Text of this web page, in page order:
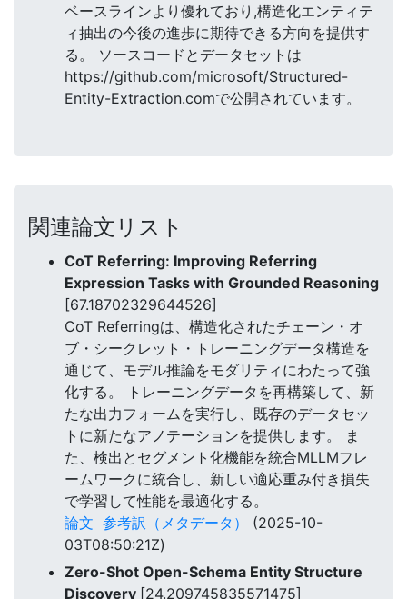
ベースラインより優れており,構造化エンティテ
ィ抽出の今後の進歩に期待できる方向を提供す
る。 ソースコードとデータセットは
https://github.com/microsoft/Structured-
Entity-Extraction.comで公開されています。
関連論文リスト
CoT Referring: Improving Referring
Expression Tasks with Grounded Reasoning
[67.18702329644526]
CoT Referringは、構造化されたチェーン・オ
ブ・シークレット・トレーニングデータ構造を
通じて、モデル推論をモダリティにわたって強
化する。 トレーニングデータを再構築して、新
たな出力フォームを実行し、既存のデータセッ
トに新たなアノテーションを提供します。 ま
た、検出とセグメント化機能を統合MLLMフレ
ームワークに統合し、新しい適応重み付き損失
で学習して性能を最適化する。
論文 参考訳（メタデータ）
(2025-10-
03T08:50:21Z)
Zero-Shot Open-Schema Entity Structure
Discovery [24.209745835571475]